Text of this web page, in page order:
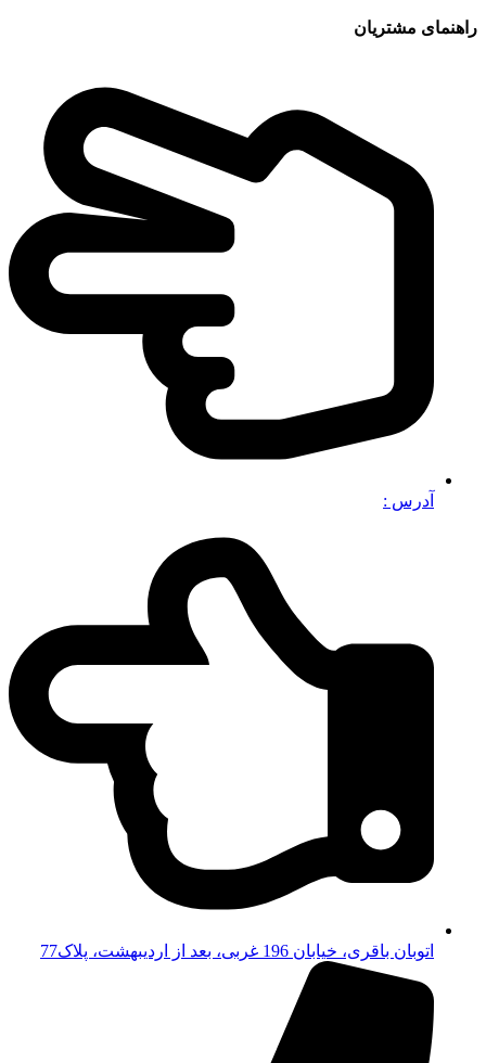
راهنمای مشتریان
آدرس :
اتوبان باقری، خیابان 196 غربی، بعد از اردیبهشت، پلاک77